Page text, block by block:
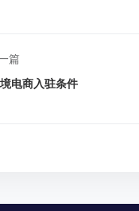
篇
电商入驻条件